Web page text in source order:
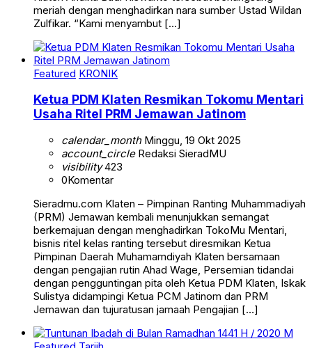
meriah dengan menghadirkan nara sumber Ustad Wildan
Zulfikar. “Kami menyambut […]
Featured KRONIK
Ketua PDM Klaten Resmikan Tokomu Mentari
Usaha Ritel PRM Jemawan Jatinom
calendar_monthMinggu, 19 Okt 2025
account_circleRedaksi SieradMU
visibility423
0Komentar
Sieradmu.com Klaten – Pimpinan Ranting Muhammadiyah
(PRM) Jemawan kembali menunjukkan semangat
berkemajuan dengan menghadirkan TokoMu Mentari,
bisnis ritel kelas ranting tersebut diresmikan Ketua
Pimpinan Daerah Muhamamdiyah Klaten bersamaan
dengan pengajian rutin Ahad Wage, Persemian tidandai
dengan pengguntingan pita oleh Ketua PDM Klaten, Iskak
Sulistya didampingi Ketua PCM Jatinom dan PRM
Jemawan dan tujuratusan jamaah Pengajian […]